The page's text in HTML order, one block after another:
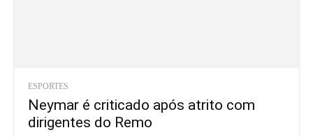
ESPORTES
Neymar é criticado após atrito com
dirigentes do Remo